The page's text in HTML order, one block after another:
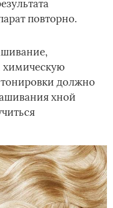
повторно.
химическую
тонировки должно
хной